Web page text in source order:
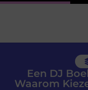
Een DJ
Waarom